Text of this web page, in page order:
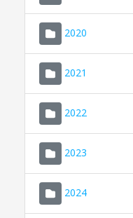
2020
2021
2022
2023
2024